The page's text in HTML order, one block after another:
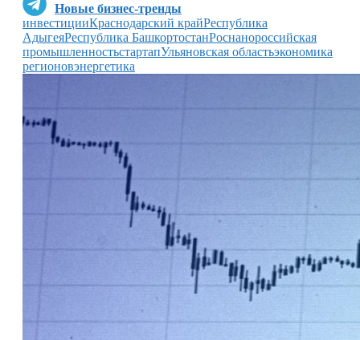
Новые бизнес-тренды
инвестицииКраснодарский крайРеспублика
АдыгеяРеспублика БашкортостанРоснанороссийская
промышленностьстартапУльяновская областьэкономика
регионовэнергетика